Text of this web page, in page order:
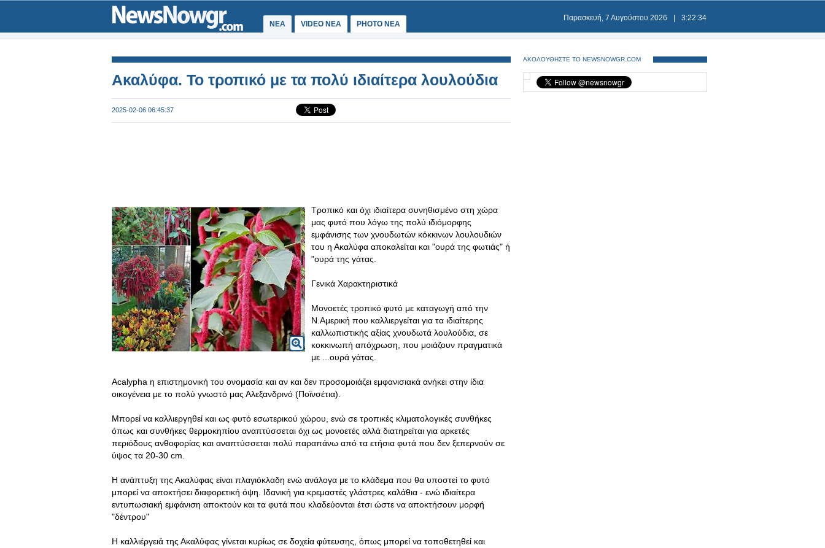
ΝΕΑ VIDEO NEA PHOTO NEA
Παρασκευή, 7 Αυγούστου 2026 3:22:34
Ακαλύφα. Το τροπικό με τα πολύ ιδιαίτερα λουλούδια
2025-02-06 06:45:37
Τροπικό και όχι ιδιαίτερα συνηθισμένο στη χώρα
μας φυτό που λόγω της πολύ ιδιόμορφης
εμφάνισης των χνουδωτών κόκκινων λουλουδιών
του η Ακαλύφα αποκαλείται και "ουρά της φωτιάς" ή
"ουρά της γάτας.
Γενικά Χαρακτηριστικά
Μονοετές τροπικό φυτό με καταγωγή από την
Ν.Αμερική που καλλιεργείται για τα ιδιαίτερης
καλλωπιστικής αξίας χνουδωτά λουλούδια, σε
κοκκινωπή απόχρωση, που μοιάζουν πραγματικά
με ...ουρά γάτας.
Acalypha η επιστημονική του ονομασία και αν και δεν προσομοιάζει εμφανισιακά ανήκει στην ίδια
οικογένεια με το πολύ γνωστό μας Αλεξανδρινό (Ποϊνσέτια).
Μπορεί να καλλιεργηθεί και ως φυτό εσωτερικού χώρου, ενώ σε τροπικές κλιματολογικές συνθήκες
όπως και συνθήκες θερμοκηπίου αναπτύσσεται όχι ως μονοετές αλλά διατηρείται για αρκετές
περιόδους ανθοφορίας και αναπτύσσεται πολύ παραπάνω από τα ετήσια φυτά που δεν ξεπερνούν σε
ύψος τα 20-30 cm.
H ανάπτυξη της Ακαλύφας είναι πλαγιόκλαδη ενώ ανάλογα με το κλάδεμα που θα υποστεί το φυτό
μπορεί να αποκτήσει διαφορετική όψη. Ιδανική για κρεμαστές γλάστρες καλάθια - ενώ ιδιαίτερα
εντυπωσιακή εμφάνιση αποκτούν και τα φυτά που κλαδεύονται έτσι ώστε να αποκτήσουν μορφή
"δέντρου"
Η καλλιέργειά της Ακαλύφας γίνεται κυρίως σε δοχεία φύτευσης, όπως μπορεί να τοποθετηθεί και
ΑΚΟΛΟΥΘΗΣΤΕ ΤΟ NEWSNOWGR.COM